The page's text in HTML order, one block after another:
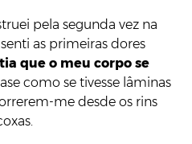
pela segunda vez na
as primeiras dores
que o meu corpo se
como se tivesse lâminas
me desde os rins